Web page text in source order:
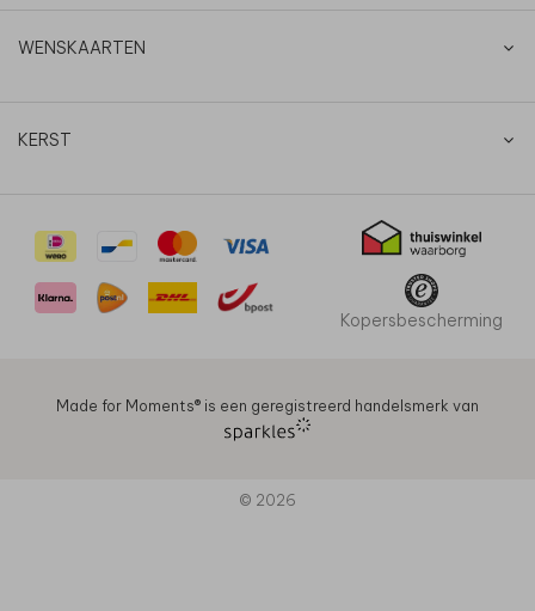
WENSKAARTEN
KERST
Kopersbescherming
Made for Moments®️ is een geregistreerd handelsmerk van
© 2026